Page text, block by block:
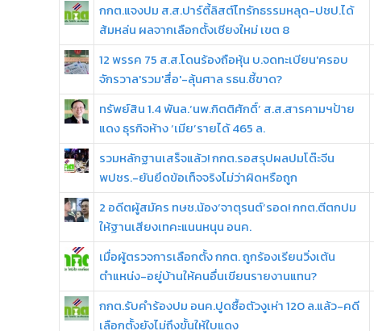
กกต.แจงปม ส.ส.ปาร์ตี้ลิสต์ไทรักธรรมหลุด-ปชป.ได้
ส้มหล่น ผลจากเลือกตั้งเชียงใหม่ เขต 8
12 พรรค 75 ส.ส.โดนร้องถือหุ้น บ.จดทะเบียน'ครอบ
จักรวาล'รวม'สื่อ'-ลุ้นศาล รธน.ชี้ขาด?
ทรัพย์สิน 1.4 พันล.‘นพ.กิตติศักดิ์’ ส.ส.สารคามฯป้าย
แดง ธุรกิจห้าง ‘เมีย’รายได้ 465 ล.
รวมหลักฐานเสร็จแล้ว! กกต.รอสรุปผลปมโต๊ะจีน
พปชร.-ยันยึดข้อเท็จจริงไม่ว่าผิดหรือถูก
2 อดีตผู้สมัคร ทษช.น้อง‘จาตุรนต์’รอด! กกต.ตีตกปม
ให้ฐานเสียงเทคะแนนหนุน อนค.
เมื่อผู้ตรวจการเลือกตั้ง กกต. ถูกร้องเรียนวิ่งเต้น
ตำแหน่ง-อยู่บ้านให้คนอื่นเขียนรายงานแทน?
กกต.รับคำร้องปม อนค.ปูดซื้อตัวงูเห่า 120 ล.แล้ว-คดี
เลือกตั้งยังไม่ถึงขั้นให้ใบแดง